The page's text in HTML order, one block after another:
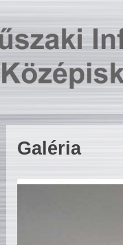
Galéria